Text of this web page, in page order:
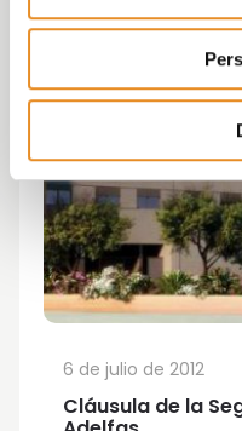
Cláusula de la
6 de julio de 2012